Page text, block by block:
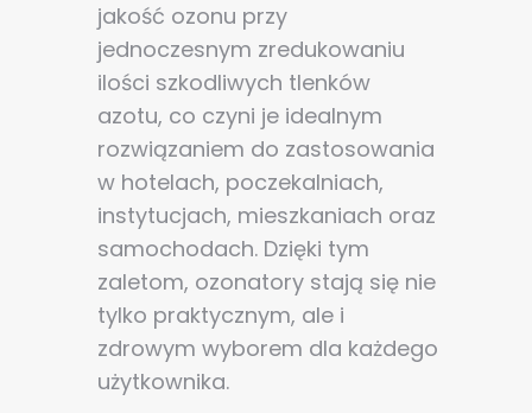
jakość ozonu przy
jednoczesnym zredukowaniu
ilości szkodliwych tlenków
azotu, co czyni je idealnym
rozwiązaniem do zastosowania
w hotelach, poczekalniach,
instytucjach, mieszkaniach oraz
samochodach. Dzięki tym
zaletom, ozonatory stają się nie
tylko praktycznym, ale i
zdrowym wyborem dla każdego
użytkownika.